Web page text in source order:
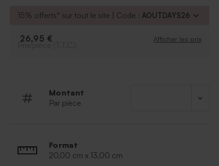
photos intégrées dans le mot “PAPA”, elle devient un
craquant et plein d’amour, parfait pour faire fondre le
Jules Destrooper
1 paquet de galettes fines au beurre - 75g -
15% offerts* sur tout le site | Code : AOUTDAYS26
26,95 € Afficher les prix
Montant
Par pièce
Format
20,00 cm x 13,00 cm